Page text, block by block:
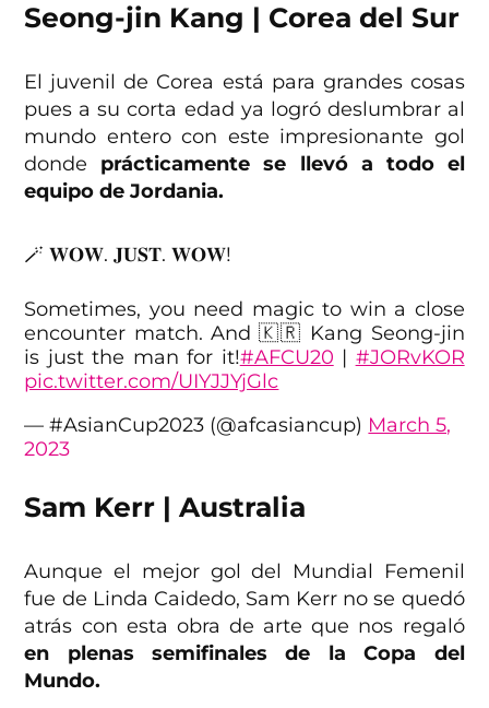
Seong-jin Kang | Corea del Sur
El juvenil de Corea está para grandes cosas
pues a su corta edad ya logró deslumbrar al
mundo entero con este impresionante gol
donde prácticamente se llevó a todo el
equipo de Jordania.
🪄 𝐖𝐎𝐖. 𝐉𝐔𝐒𝐓. 𝐖𝐎𝐖!
Sometimes, you need magic to win a close
encounter match. And 🇰🇷 Kang Seong-jin
is just the man for it!#AFCU20 | #JORvKOR
pic.twitter.com/UIYJJYjGlc
— #AsianCup2023 (@afcasiancup) March 5,
2023
Sam Kerr | Australia
Aunque el mejor gol del Mundial Femenil
fue de Linda Caidedo, Sam Kerr no se quedó
atrás con esta obra de arte que nos regaló
en plenas semifinales de la Copa del
Mundo.